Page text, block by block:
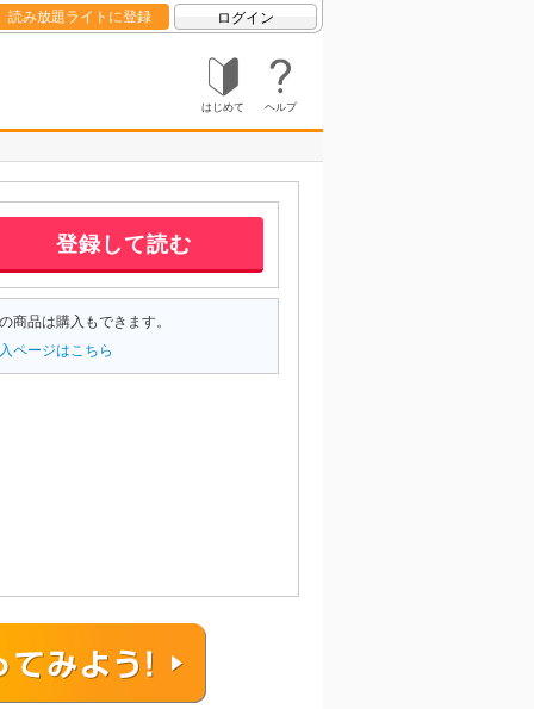
読み放題ライトに登録 ログイン
はじめて ヘルプ
登録して読む
商品は購入もできます。
ページはこちら